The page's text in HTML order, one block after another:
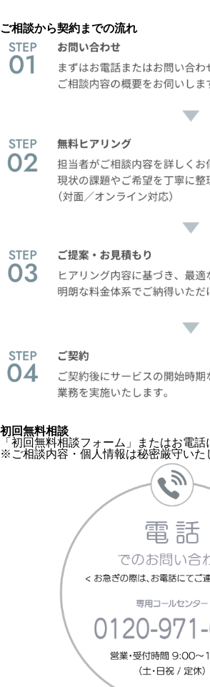
ご相談から契約までの流れ
初回無料相談
「初回無料相談フォーム」
またはお電
※ご相談内容・個人情報は秘密厳守いた